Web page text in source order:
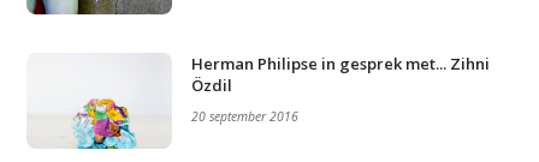
Herman Philipse in gesprek met... Zihni
Özdil
20 september 2016